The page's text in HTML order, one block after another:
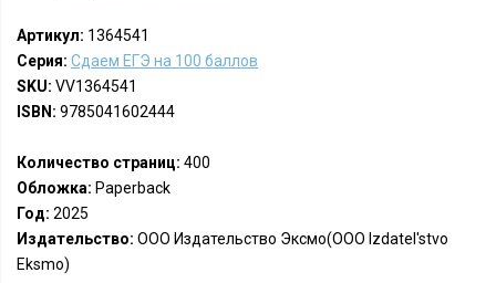
Артикул: 1364541
Серия: Сдаем ЕГЭ на 100 баллов
SKU: VV1364541
ISBN: 9785041602444
Количество страниц: 400
Обложка: Paperback
Год: 2025
Издательство: ООО Издательство Эксмо(OOO Izdatel'stvo
Eksmo)